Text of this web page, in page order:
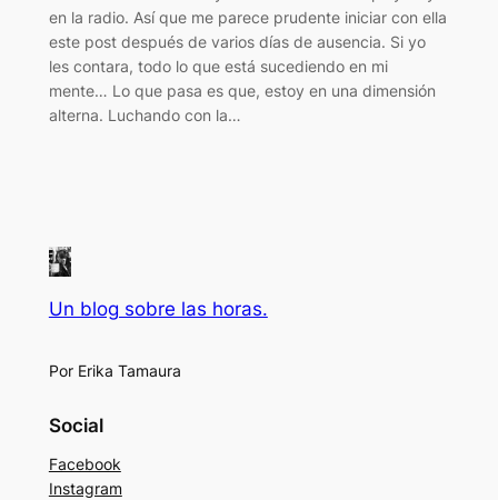
en la radio. Así que me parece prudente iniciar con ella
este post después de varios días de ausencia. Si yo
les contara, todo lo que está sucediendo en mi
mente… Lo que pasa es que, estoy en una dimensión
alterna. Luchando con la…
Un blog sobre las horas.
Por Erika Tamaura
Social
Facebook
Instagram